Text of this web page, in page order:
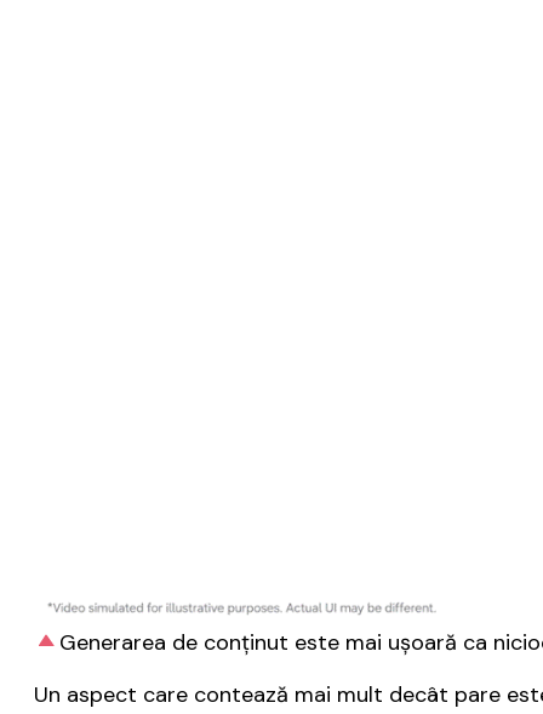
Generarea de conținut este mai ușoară ca
Un aspect care contează mai mult decât pare